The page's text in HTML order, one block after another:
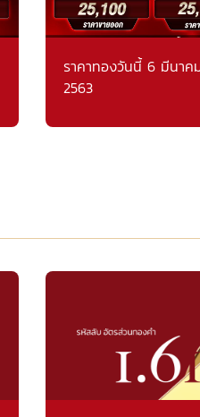
ราคาทองวันนี้ 6 มีนาค
2563